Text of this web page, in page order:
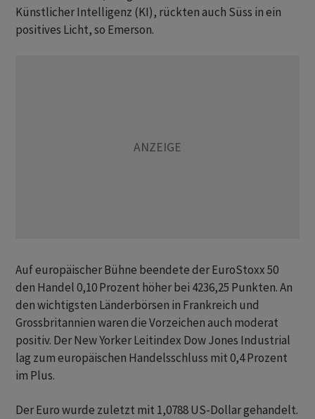
Künstlicher Intelligenz (KI), rückten auch Süss in ein
positives Licht, so Emerson.
Auf europäischer Bühne beendete der EuroStoxx 50
den Handel 0,10 Prozent höher bei 4236,25 Punkten. An
den wichtigsten Länderbörsen in Frankreich und
Grossbritannien waren die Vorzeichen auch moderat
positiv. Der New Yorker Leitindex Dow Jones Industrial
lag zum europäischen Handelsschluss mit 0,4 Prozent
im Plus.
Der Euro wurde zuletzt mit 1,0788 US-Dollar gehandelt.